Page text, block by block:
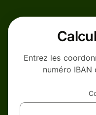
Entrez les
numéro